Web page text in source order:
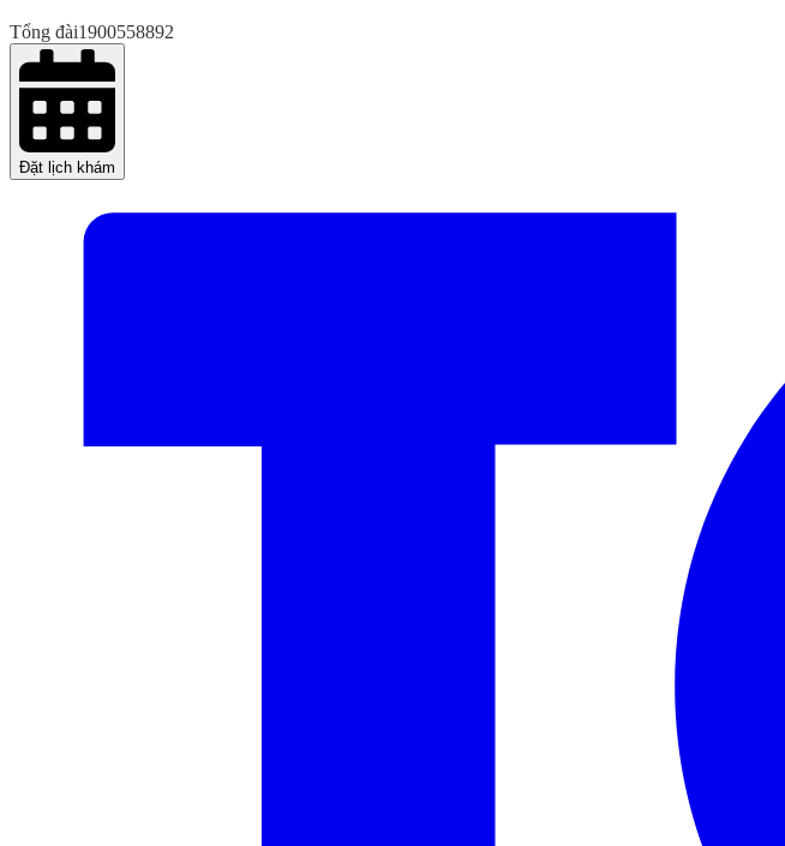
Tổng đài1900558892
Đặt lịch khám